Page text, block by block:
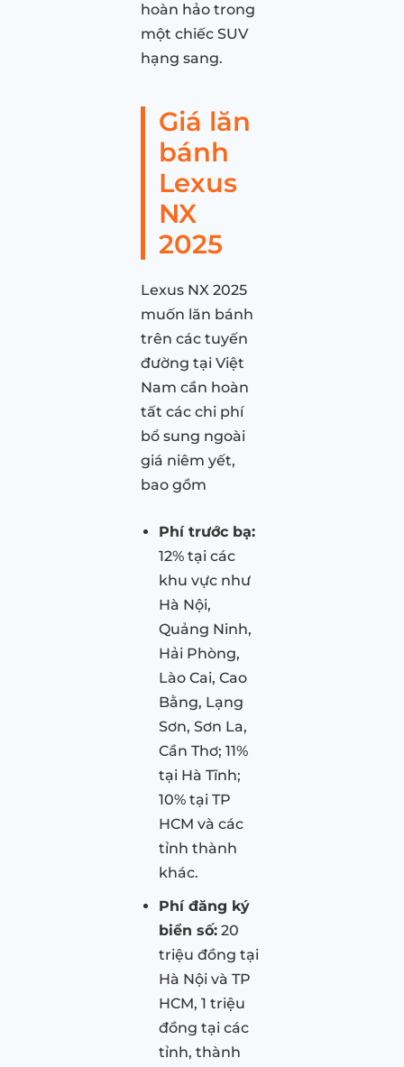
hoàn hảo trong
một chiếc SUV
hạng sang.
Giá lăn
bánh
Lexus
NX
2025
Lexus NX 2025
muốn lăn bánh
trên các tuyến
đường tại Việt
Nam cần hoàn
tất các chi phí
bổ sung ngoài
giá niêm yết,
bao gồm
Phí trước bạ:
12% tại các
khu vực như
Hà Nội,
Quảng Ninh,
Hải Phòng,
Lào Cai, Cao
Bằng, Lạng
Sơn, Sơn La,
Cần Thơ; 11%
tại Hà Tĩnh;
10% tại TP
HCM và các
tỉnh thành
khác.
Phí đăng ký
biển số: 20
triệu đồng tại
Hà Nội và TP
HCM, 1 triệu
đồng tại các
tỉnh, thành